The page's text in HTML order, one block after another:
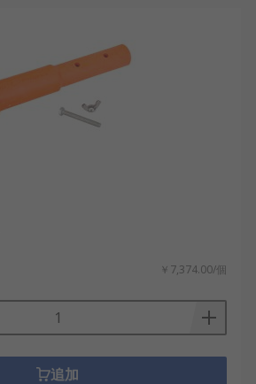
￥7,374.00/個
追加